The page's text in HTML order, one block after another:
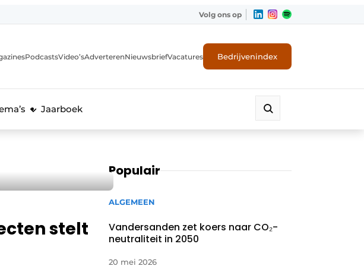
Volg ons op
PodcastsVideo’sAdverterenNieuwsbriefVacatures Bedrijvenindex
Jaarboek
stelt
Populair
ALGEMEEN
Vandersanden zet koers naar CO₂-
neutraliteit in 2050
20 mei 2026